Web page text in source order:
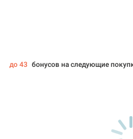
до 43 бонусов на следующие